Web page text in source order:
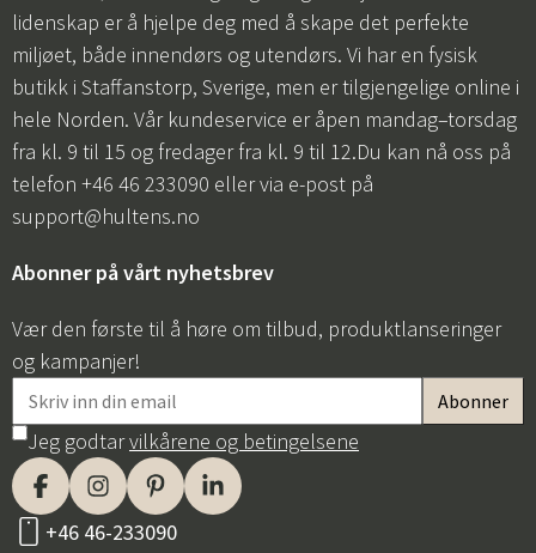
lidenskap er å hjelpe deg med å skape det perfekte
miljøet, både innendørs og utendørs. Vi har en fysisk
butikk i Staffanstorp, Sverige, men er tilgjengelige online i
hele Norden. Vår kundeservice er åpen mandag–torsdag
fra kl. 9 til 15 og fredager fra kl. 9 til 12.Du kan nå oss på
telefon +46 46 233090 eller via e-post på
support@hultens.no
Abonner på vårt nyhetsbrev
Vær den første til å høre om tilbud, produktlanseringer
og kampanjer!
Jeg godtarvilkårene og betingelsene
+46 46-233090